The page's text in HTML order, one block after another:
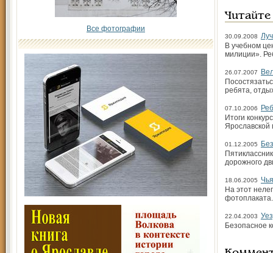
Все фотографии
30.09.2008
В учебном
милиции».
26.07.2007
ребята,
07.10.2006
Итоги
Ярославской
01.12.2005
дорожного
18.06.2005
На этот
22.04.2003
Безопасное